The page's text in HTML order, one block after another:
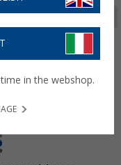
Pagina 1 da 3
in the webshop.